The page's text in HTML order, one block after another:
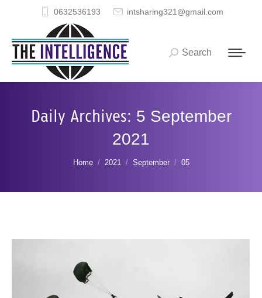
0632536193 intsharing321@gmail.com
Search:
Search
Daily Archives: 5 September
2021
You are here:
Home 2021 September 05